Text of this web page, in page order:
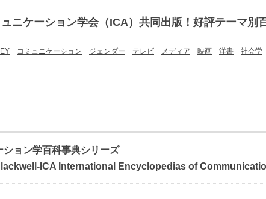
ニケーション学会（ICA）共同出版！好評テーマ別
コミュニケーション ジェンダー テレビ メディア 映画 洋書 社会学
ション学百科事典シリーズ
ICA International Encyclopedias of